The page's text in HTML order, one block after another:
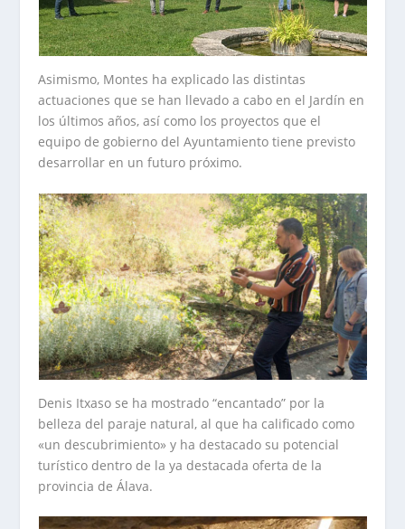
Asimismo, Montes ha explicado las distintas
actuaciones que se han llevado a cabo en el Jardín en
los últimos años, así como los proyectos que el
equipo de gobierno del Ayuntamiento tiene previsto
desarrollar en un futuro próximo.
Denis Itxaso se ha mostrado “encantado” por la
belleza del paraje natural, al que ha calificado como
«un descubrimiento» y ha destacado su potencial
turístico dentro de la ya destacada oferta de la
provincia de Álava.